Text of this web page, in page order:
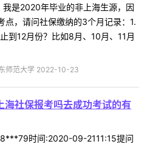
是2020年毕业的非上海生源，因
点，请问社保缴纳的3个月记录：1.
到12月份？比如8月、10月、11月
师范大学 2022-10-23
海社保报考吗去成功考试的有
时间:2020-09-2111:15提问